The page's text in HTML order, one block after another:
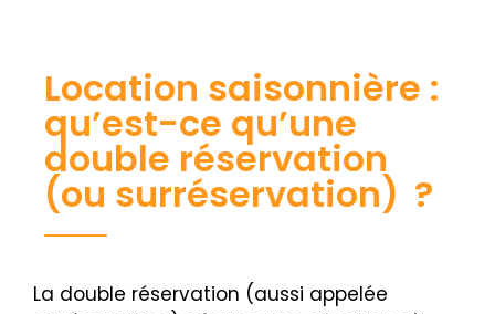
Location saisonnière :
qu’est-ce qu’une
double réservation
(ou surréservation) ?
La double réservation (aussi appelée